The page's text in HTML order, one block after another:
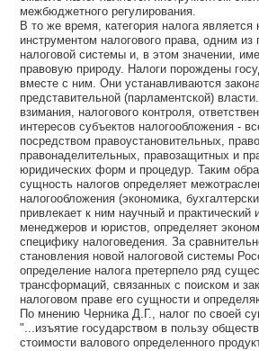
межбюджетного регулирования.
В то же время, категория налога
инструментом налогового права, одним из
налоговой системы и, в этом значении,
правовую природу. Налоги порождены
вместе с ним. Они устанавливаются
представительной (парламентской)
взимания, налогового контроля,
интересов субъектов налогообложения -
посредством правоустановительных,
правонаделительных, правозащитных и
юридических форм и процедур. Таким
сущность налогов определяет
налогообложения (экономика,
привлекает к ним научный и практический
менеджеров и юристов, определяет
специфику налоговедения. За
становления новой налоговой системы
определение налога претерпело ряд
трансформаций, связанных с поиском и
налоговом праве его сущности и
По мнению Черника Д.Г., налог по своей
"...изъятие государством в пользу
стоимости валового определенного